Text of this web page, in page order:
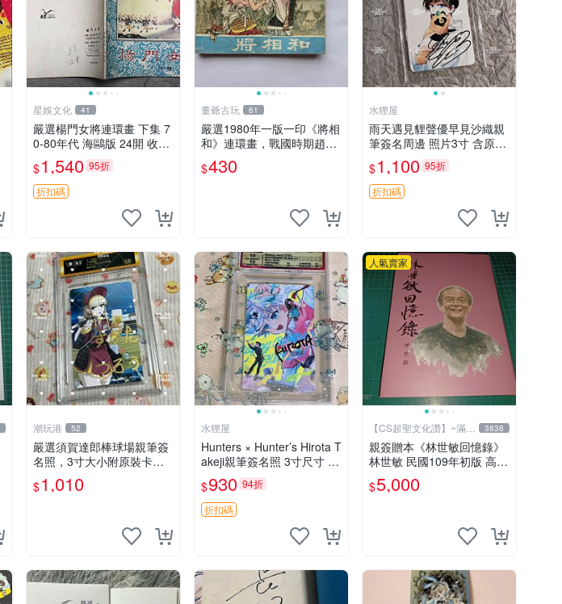
星娛文化 41
嚴選楊門女將連環畫 下集 7
0-80年代 海鷗版 24開 收藏
佳品 內頁輕微瑕疵
$1,540 95折
折扣碼
董爺古玩 61
嚴選1980年一版一印《將相
和》連環畫，戰國時期趙國
典藏故事推薦。名家陳全勝
畫作，自然舊品可收藏。 將
$430
水狸屋
雨天遇見貍聲優早見沙織親
筆簽名周邊 照片3寸 含原裝
卡磚 傳真保存 雨天遇見貍
收藏品 早見沙織 簽名照周
邊
$1,100 95折
折扣碼
潮玩港 52
嚴選須賀達郎棒球場親筆簽
名照，3寸大小附原裝卡
磚，收藏保證 須賀達郎 簽
名照 親筆簽名照 簽名收藏
$1,010
水狸屋
Hunters × Hunter’s Hirota T
akeji親筆簽名照 3寸尺寸 面
簽真跡 相框珍藏 定制包裝
Hunters Hirota Tak
$930 94折
折扣碼
人氣賣家
【CS超聖文化讚】~滿千
元送運
3838
親簽贈本《林世敏回憶錄》
林世敏 民國109年初版 高明
出版 精裝本 【CS超聖文化
讚】
$5,000